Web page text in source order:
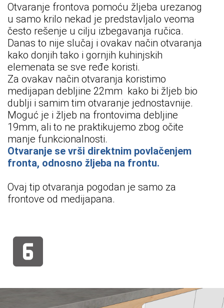
Otvaranje frontova pomoću žljeba urezanog
u samo krilo nekad je predstavljalo veoma
često rešenje u cilju izbegavanja ručica.
Danas to nije slučaj i ovakav način otvaranja
kako donjih tako i gornjih kuhinjskih
elemenata se sve ređe koristi.
Za ovakav način otvaranja koristimo
medijapan debljine 22mm kako bi žljeb bio
dublji i samim tim otvaranje jednostavnije.
Moguć je i žljeb na frontovima debljine
19mm, ali to ne praktikujemo zbog očite
manje funkcionalnosti.
Otvaranje se vrši direktnim povlačenjem
fronta, odnosno žljeba na frontu.
Ovaj tip otvaranja pogodan je samo za
frontove od medijapana.